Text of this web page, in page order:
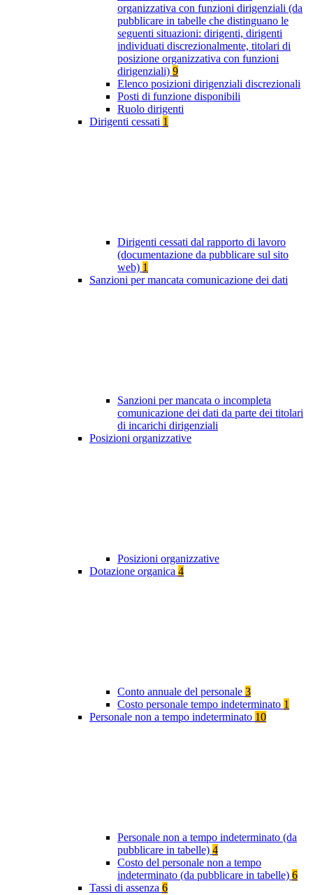
organizzativa con funzioni dirigenziali (da
pubblicare in tabelle che distinguano le
seguenti situazioni: dirigenti, dirigenti
individuati discrezionalmente, titolari di
posizione organizzativa con funzioni
dirigenziali) 9
Elenco posizioni dirigenziali discrezionali
Posti di funzione disponibili
Ruolo dirigenti
Dirigenti cessati 1
Dirigenti cessati dal rapporto di lavoro
(documentazione da pubblicare sul sito
web) 1
Sanzioni per mancata comunicazione dei dati
Sanzioni per mancata o incompleta
comunicazione dei dati da parte dei titolari
di incarichi dirigenziali
Posizioni organizzative
Posizioni organizzative
Dotazione organica 4
Conto annuale del personale 3
Costo personale tempo indeterminato 1
Personale non a tempo indeterminato 10
Personale non a tempo indeterminato (da
pubblicare in tabelle) 4
Costo del personale non a tempo
indeterminato (da pubblicare in tabelle) 6
Tassi di assenza 6